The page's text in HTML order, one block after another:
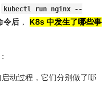
kubectl run nginx --
令后 ， K8s 中发生了哪些事
动过程，它们分别做了哪